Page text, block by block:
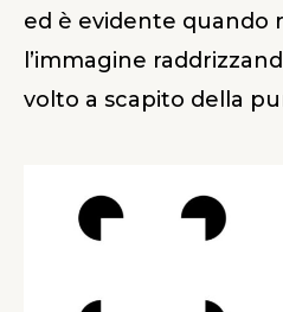
ed è evidente quando
l’immagine
volto a scapito della